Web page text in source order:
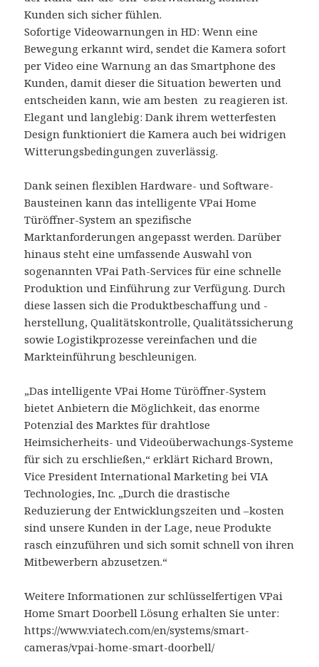
Kunden sich sicher fühlen.
Sofortige Videowarnungen in HD: Wenn eine
Bewegung erkannt wird, sendet die Kamera sofort
per Video eine Warnung an das Smartphone des
Kunden, damit dieser die Situation bewerten und
entscheiden kann, wie am besten zu reagieren ist.
Elegant und langlebig: Dank ihrem wetterfesten
Design funktioniert die Kamera auch bei widrigen
Witterungsbedingungen zuverlässig.
Dank seinen flexiblen Hardware- und Software-
Bausteinen kann das intelligente VPai Home
Türöffner-System an spezifische
Marktanforderungen angepasst werden. Darüber
hinaus steht eine umfassende Auswahl von
sogenannten VPai Path-Services für eine schnelle
Produktion und Einführung zur Verfügung. Durch
diese lassen sich die Produktbeschaffung und -
herstellung, Qualitätskontrolle, Qualitätssicherung
sowie Logistikprozesse vereinfachen und die
Markteinführung beschleunigen.
„Das intelligente VPai Home Türöffner-System
bietet Anbietern die Möglichkeit, das enorme
Potenzial des Marktes für drahtlose
Heimsicherheits- und Videoüberwachungs-Systeme
für sich zu erschließen,“ erklärt Richard Brown,
Vice President International Marketing bei VIA
Technologies, Inc. „Durch die drastische
Reduzierung der Entwicklungszeiten und –kosten
sind unsere Kunden in der Lage, neue Produkte
rasch einzuführen und sich somit schnell von ihren
Mitbewerbern abzusetzen.“
Weitere Informationen zur schlüsselfertigen VPai
Home Smart Doorbell Lösung erhalten Sie unter:
https://www.viatech.com/en/systems/smart-
cameras/vpai-home-smart-doorbell/